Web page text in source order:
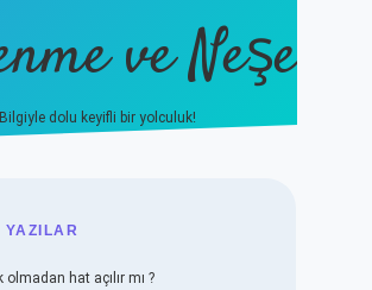
ve Neşe
Bilgiyle dolu keyifli bir yolculuk!
YAZILAR
olmadan hat açılır mı ?